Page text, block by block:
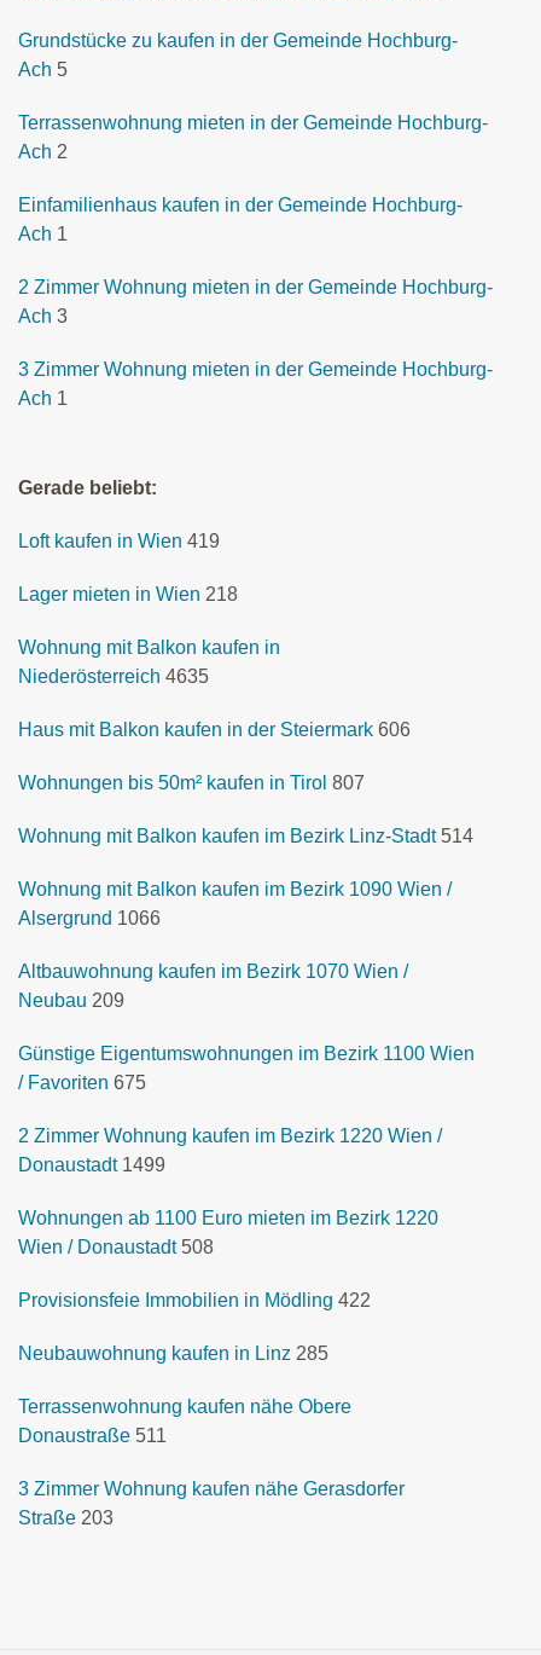
Grundstücke zu kaufen in der Gemeinde Hochburg-
Ach 5
Terrassenwohnung mieten in der Gemeinde Hochburg-
Ach 2
Einfamilienhaus kaufen in der Gemeinde Hochburg-
Ach 1
2 Zimmer Wohnung mieten in der Gemeinde Hochburg-
Ach 3
3 Zimmer Wohnung mieten in der Gemeinde Hochburg-
Ach 1
Gerade beliebt:
Loft kaufen in Wien 419
Lager mieten in Wien 218
Wohnung mit Balkon kaufen in
Niederösterreich 4635
Haus mit Balkon kaufen in der Steiermark 606
Wohnungen bis 50m² kaufen in Tirol 807
Wohnung mit Balkon kaufen im Bezirk Linz-Stadt 514
Wohnung mit Balkon kaufen im Bezirk 1090 Wien /
Alsergrund 1066
Altbauwohnung kaufen im Bezirk 1070 Wien /
Neubau 209
Günstige Eigentumswohnungen im Bezirk 1100 Wien
/ Favoriten 675
2 Zimmer Wohnung kaufen im Bezirk 1220 Wien /
Donaustadt 1499
Wohnungen ab 1100 Euro mieten im Bezirk 1220
Wien / Donaustadt 508
Provisionsfeie Immobilien in Mödling 422
Neubauwohnung kaufen in Linz 285
Terrassenwohnung kaufen nähe Obere
Donaustraße 511
3 Zimmer Wohnung kaufen nähe Gerasdorfer
Straße 203